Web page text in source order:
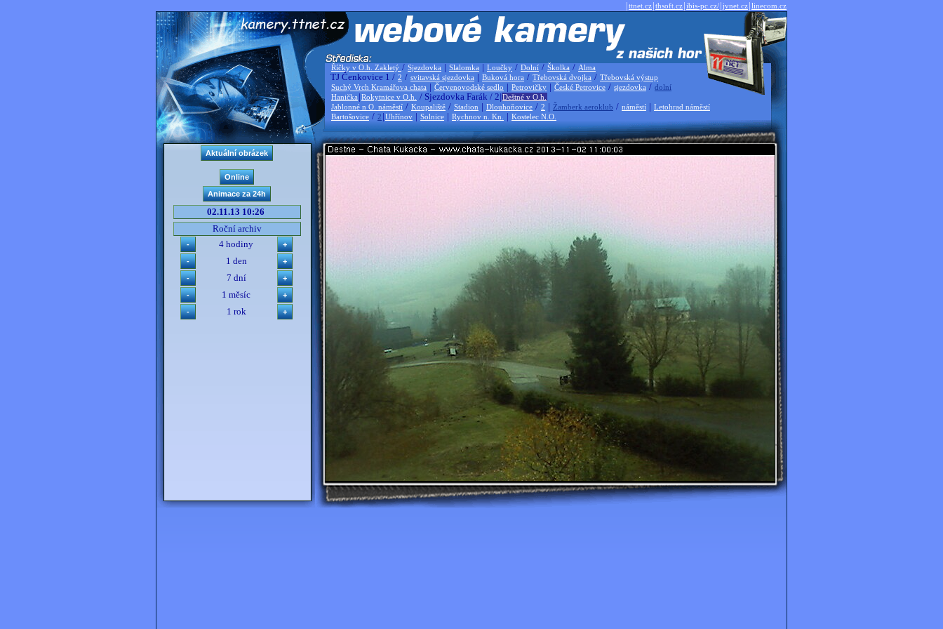
|ttnet.cz|thsoft.cz|ibis-pc.cz/|jvnet.cz|linecom.cz
Říčky v O.h. Zakletý / Sjezdovka | Slalomka | Loučky / Dolní / Školka / Alma
TJ Čenkovice 1 / 2 / svitavská sjezdovka | Buková hora / Třebovská dvojka / Třebovská výstup
Suchý Vrch Kramářova chata | Červenovodské sedlo | Petrovičky | České Petrovice / sjezdovka / dolní
Hanička |Rokytnice v O.h. / Sjezdovka Farák / 2|Deštné v O.h.
Jablonné n O. náměstí / Koupaliště / Stadion | Dlouhoňovice / 2 | Žamberk aeroklub / náměstí | Letohrad náměstí
Bartošovice / 2 |Uhřínov | Solnice | Rychnov n. Kn. | Kostelec N.O.
02.11.13 10:26
Roční archiv
4 hodiny
1 den
7 dní
1 měsíc
1 rok